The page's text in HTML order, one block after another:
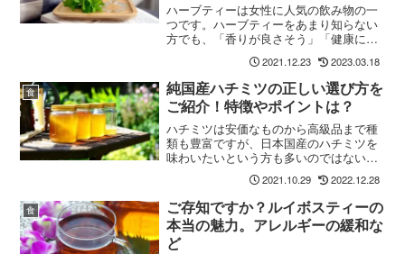
ハーブティーは女性に人気の飲み物の一
つです。ハーブティーをあまり知らない
方でも、「香りが良さそう」「健康に良
さそう」といったイメージがあるのでは
ないでしょうか？今回はハーブティの種
類とおすすめの選び方をご紹介します。
2021.12.23 2023.03.18
食
純国産ハチミツの正しい選び方を
ご紹介！特徴やポイントは？
ハチミツは安価なものから高級品まで種
類も豊富ですが、日本国産のハチミツを
味わいたいという方も多いのではないで
しょうか？今回は純国産ハチミツの正し
い選び方や特徴をご紹介！注目したいポ
イントをおさえて、良質なハチミツを手
に入れましょう。
2021.10.29 2022.12.28
食
ご存知ですか？ルイボスティーの
本当の魅力。アレルギーの緩和な
ど